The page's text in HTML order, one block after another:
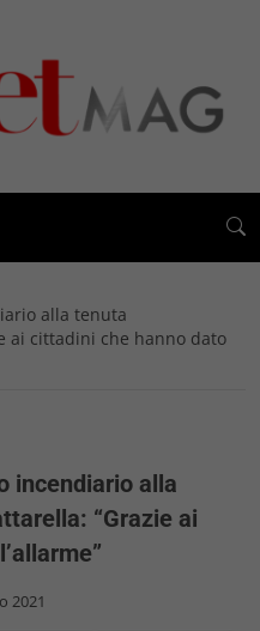
alla tenuta
ai cittadini che hanno dato
incendiario alla
“Grazie ai
2021